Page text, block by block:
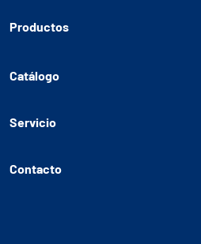
Productos
Catálogo
Servicio
Contacto